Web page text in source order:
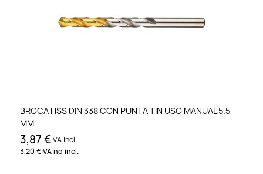
BROCA HSS DIN 338 CON PUNTA TIN USO MANUAL 5.5
MM
3,87 €IVA incl.
3,20 €IVA no incl.